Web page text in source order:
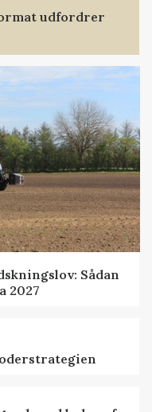
udfordrer
Sådan
2027